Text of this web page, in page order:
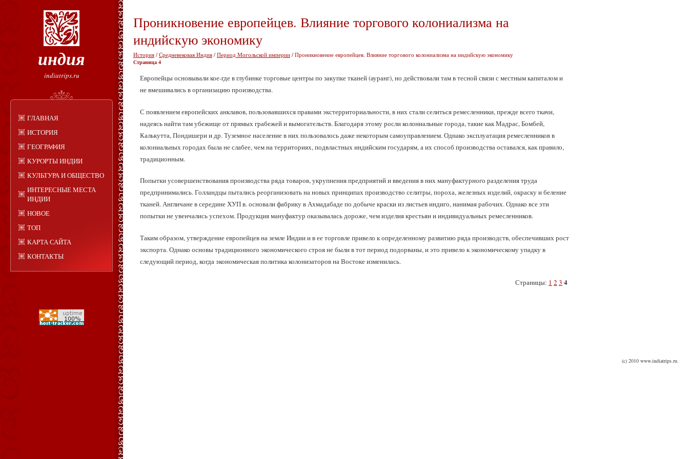
индия
indiatrips.ru
ГЛАВНАЯ
ИСТОРИЯ
ГЕОГРАФИЯ
КУРОРТЫ ИНДИИ
КУЛЬТУРА И ОБЩЕСТВО
ИНТЕРЕСНЫЕ МЕСТА
ИНДИИ
НОВОЕ
ТОП
КАРТА САЙТА
КОНТАКТЫ
Проникновение европейцев. Влияние торгового колониализма на
индийскую экономику
История / Средневековая Индия / Период Могольской империи / Проникновение европейцев. Влияние торгового колониализма на индийскую экономику
Страница 4
Европейцы основывали кое-где в глубинке торговые центры по закупке тканей (ауранг), но действовали там в тесной связи с местным капиталом и
не вмешивались в организацию производства.
С появлением европейских анклавов, пользовавшихся правами экстерриториальности, в них стали селиться ремесленники, прежде всего ткачи,
надеясь найти там убежище от прямых грабежей и вымогательств. Благодаря этому росли колониальные города, такие как Мадрас, Бомбей,
Калькутта, Пондишери и др. Туземное население в них пользовалось даже некоторым самоуправлением. Однако эксплуатация ремесленников в
колониальных городах была не слабее, чем на территориях, подвластных индийским государям, а их способ производства оставался, как правило,
традиционным.
Попытки усовершенствования производства ряда товаров, укрупнения предприятий и введения в них мануфактурного разделения труда
предпринимались. Голландцы пытались реорганизовать на новых принципах производство селитры, пороха, железных изделий, окраску и беление
тканей. Англичане в середине ХУП в. основали фабрику в Ахмадабаде по добыче краски из листьев индиго, нанимая рабочих. Однако все эти
попытки не увенчались успехом. Продукция мануфактур оказывалась дороже, чем изделия крестьян и индивидуальных ремесленников.
Таким образом, утверждение европейцев на земле Индии и в ее торговле привело к определенному развитию ряда производств, обеспечивших рост
экспорта. Однако основы традиционного экономического строя не были в тот период подорваны, и это привело к экономическому упадку в
следующий период, когда экономическая политика колонизаторов на Востоке изменилась.
Страницы: 1 2 3 4
(c) 2010 www.indiatrips.ru.